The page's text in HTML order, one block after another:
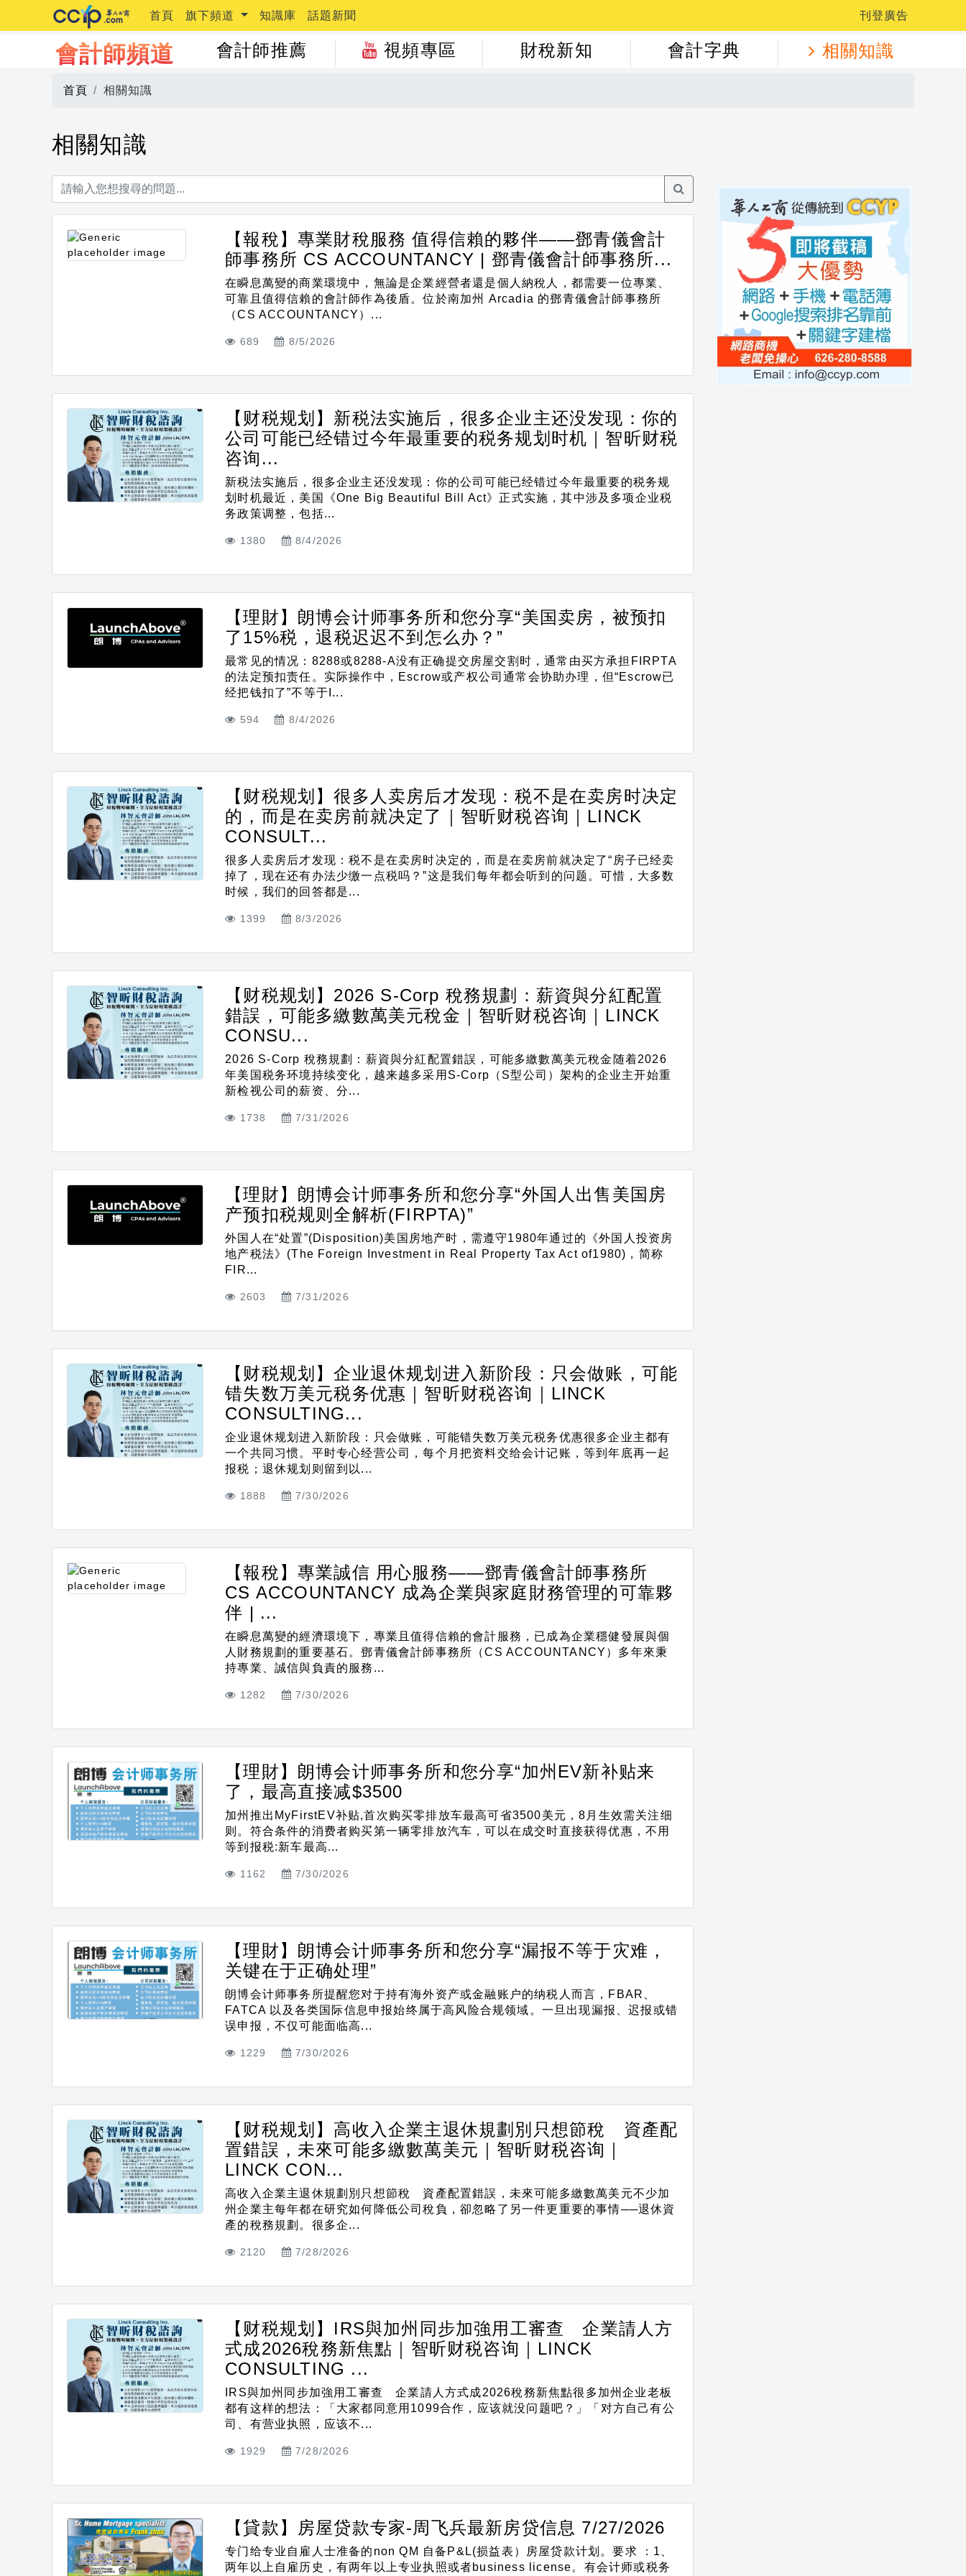
首頁 旗下頻道 知識庫 話題新聞 刊登廣告
會計師頻道 會計師推薦 視頻專區 財稅新知 會計字典 相關知識
首頁 相關知識
相關知識
【報稅】專業財稅服務 值得信賴的夥伴——鄧青儀會計
師事務所 CS ACCOUNTANCY | 鄧青儀會計師事務所...
在瞬息萬變的商業環境中，無論是企業經營者還是個人納稅人，都需要一位專業、
可靠且值得信賴的會計師作為後盾。位於南加州 Arcadia 的鄧青儀會計師事務所
（CS ACCOUNTANCY）...
689 8/5/2026
【财税规划】新税法实施后，很多企业主还没发现：你的
公司可能已经错过今年最重要的税务规划时机｜智昕财税
咨询...
新税法实施后，很多企业主还没发现：你的公司可能已经错过今年最重要的税务规
划时机最近，美国《One Big Beautiful Bill Act》正式实施，其中涉及多项企业税
务政策调整，包括...
1380 8/4/2026
【理財】朗博会计师事务所和您分享“美国卖房，被预扣
了15%税，退税迟迟不到怎么办？”
最常见的情况：8288或8288-A没有正确提交房屋交割时，通常由买方承担FIRPTA
的法定预扣责任。实际操作中，Escrow或产权公司通常会协助办理，但“Escrow已
经把钱扣了”不等于I...
594 8/4/2026
【财税规划】很多人卖房后才发现：税不是在卖房时决定
的，而是在卖房前就决定了｜智昕财税咨询｜LINCK
CONSULT...
很多人卖房后才发现：税不是在卖房时决定的，而是在卖房前就决定了“房子已经卖
掉了，现在还有办法少缴一点税吗？”这是我们每年都会听到的问题。可惜，大多数
时候，我们的回答都是...
1399 8/3/2026
【财税规划】2026 S-Corp 稅務規劃：薪資與分紅配置
錯誤，可能多繳數萬美元稅金｜智昕财税咨询｜LINCK
CONSU...
2026 S-Corp 稅務規劃：薪資與分紅配置錯誤，可能多繳數萬美元稅金随着2026
年美国税务环境持续变化，越来越多采用S-Corp（S型公司）架构的企业主开始重
新检视公司的薪资、分...
1738 7/31/2026
【理財】朗博会计师事务所和您分享“外国人出售美国房
产预扣税规则全解析(FIRPTA)”
外国人在“处置”(Disposition)美国房地产时，需遵守1980年通过的《外国人投资房
地产税法》(The Foreign Investment in Real Property Tax Act of1980)，简称
FIR...
2603 7/31/2026
【财税规划】企业退休规划进入新阶段：只会做账，可能
错失数万美元税务优惠｜智昕财税咨询｜LINCK
CONSULTING...
企业退休规划进入新阶段：只会做账，可能错失数万美元税务优惠很多企业主都有
一个共同习惯。平时专心经营公司，每个月把资料交给会计记账，等到年底再一起
报税；退休规划则留到以...
1888 7/30/2026
【報稅】專業誠信 用心服務——鄧青儀會計師事務所
CS ACCOUNTANCY 成為企業與家庭財務管理的可靠夥
伴 | ...
在瞬息萬變的經濟環境下，專業且值得信賴的會計服務，已成為企業穩健發展與個
人財務規劃的重要基石。鄧青儀會計師事務所（CS ACCOUNTANCY）多年來秉
持專業、誠信與負責的服務...
1282 7/30/2026
【理財】朗博会计师事务所和您分享“加州EV新补贴来
了，最高直接减$3500
加州推出MyFirstEV补贴,首次购买零排放车最高可省3500美元，8月生效需关注细
则。符合条件的消费者购买第一辆零排放汽车，可以在成交时直接获得优惠，不用
等到报税:新车最高...
1162 7/30/2026
【理財】朗博会计师事务所和您分享“漏报不等于灾难，
关键在于正确处理”
朗博会计师事务所提醒您对于持有海外资产或金融账户的纳税人而言，FBAR、
FATCA 以及各类国际信息申报始终属于高风险合规领域。一旦出现漏报、迟报或错
误申报，不仅可能面临高...
1229 7/30/2026
【财税规划】高收入企業主退休規劃別只想節稅 資產配
置錯誤，未來可能多繳數萬美元｜智昕财税咨询｜
LINCK CON...
高收入企業主退休規劃別只想節稅 資產配置錯誤，未來可能多繳數萬美元不少加
州企業主每年都在研究如何降低公司稅負，卻忽略了另一件更重要的事情──退休資
產的稅務規劃。很多企...
2120 7/28/2026
【财税规划】IRS與加州同步加強用工審查 企業請人方
式成2026稅務新焦點｜智昕财税咨询｜LINCK
CONSULTING ...
IRS與加州同步加強用工審查 企業請人方式成2026稅務新焦點很多加州企业老板
都有这样的想法：「大家都同意用1099合作，应该就没问题吧？」「对方自己有公
司、有营业执照，应该不...
1929 7/28/2026
【貸款】房屋贷款专家-周飞兵最新房贷信息 7/27/2026
专门给专业自雇人士准备的non QM 自备P&L(损益表）房屋贷款计划。要求 ：1、
两年以上自雇历史，有两年以上专业执照或者business license。有会计师或税务